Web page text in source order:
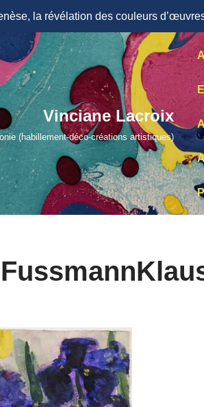
la révélation des couleurs
Vinciane Lacroix
(habillement-déco-créations artistiques)